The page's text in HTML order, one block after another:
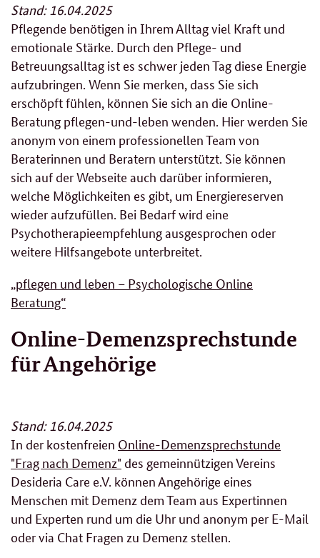
Stand: 16.04.2025
Pflegende benötigen in Ihrem Alltag viel Kraft und
emotionale Stärke. Durch den Pflege- und
Betreuungsalltag ist es schwer jeden Tag diese Energie
aufzubringen. Wenn Sie merken, dass Sie sich
erschöpft fühlen, können Sie sich an die Online-
Beratung pflegen-und-leben wenden. Hier werden Sie
anonym von einem professionellen Team von
Beraterinnen und Beratern unterstützt. Sie können
sich auf der Webseite auch darüber informieren,
welche Möglichkeiten es gibt, um Energiereserven
wieder aufzufüllen. Bei Bedarf wird eine
Psychotherapieempfehlung ausgesprochen oder
weitere Hilfsangebote unterbreitet.
„pflegen und leben – Psychologische Online
Beratung“
Online-Demenzsprechstunde
für Angehörige
Stand: 16.04.2025
In der kostenfreien Online-Demenzsprechstunde
"Frag nach Demenz" des gemeinnützigen Vereins
Desideria Care e.V. können Angehörige eines
Menschen mit Demenz dem Team aus Expertinnen
und Experten rund um die Uhr und anonym per E-Mail
oder via Chat Fragen zu Demenz stellen.